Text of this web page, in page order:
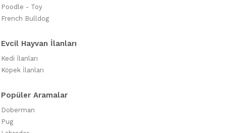
Poodle - Toy
French Bulldog
Evcil Hayvan İlanları
Kedi İlanları
Köpek İlanları
Popüler Aramalar
Doberman
Pug